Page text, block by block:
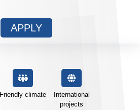
APPLY
Friendly climate
International
projects